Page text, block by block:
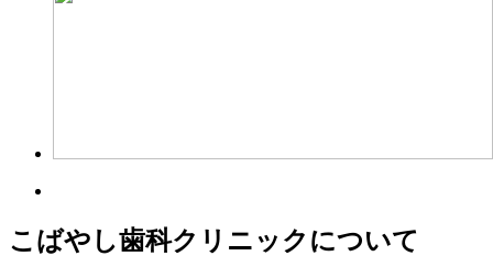
こばやし歯科クリニックについて